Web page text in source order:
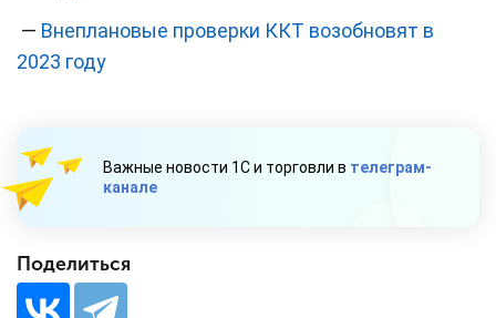
— Внеплановые проверки ККТ возобновят в
2023 году
Важные новости 1С и торговли в телеграм-
канале
Поделиться